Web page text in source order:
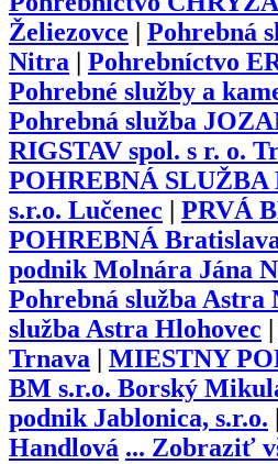
Želiezovce
Pohrebná
Nitra
Pohrebníctvo
Pohrebné služby a
Pohrebná služba
RIGSTAV spol. s r. o.
POHREBNÁ SLUŽBA
s.r.o. Lučenec
PRVÁ
POHREBNÁ
podnik Molnára Jána
Pohrebná služba Astra
služba Astra Hlohovec
Trnava
MIESTNY
BM s.r.o. Borský
podnik Jablonica, s.r.o.
Handlová ... Zobraziť